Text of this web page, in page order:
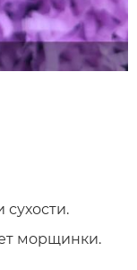
морщинки.